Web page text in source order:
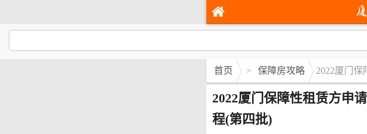
首页 > 保障房攻略 2022厦门保
2022厦门保障性租赁方申
程(第四批)